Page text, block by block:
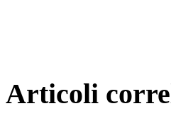
Articoli